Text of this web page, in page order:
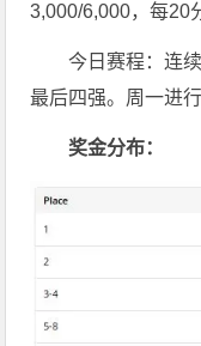
3,000/6,000，每20
今日赛程：连
最后四强。周一进
奖金分布：